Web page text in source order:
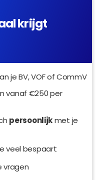
krijgt
je BV, VOF of CommV
vanaf €250 per
persoonlijk met je
veel bespaart
vragen